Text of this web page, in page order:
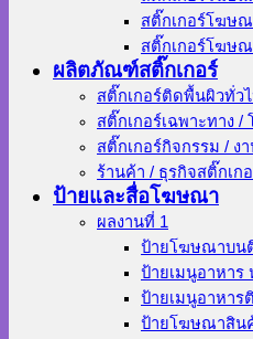
สติ๊กเกอร์โฆษ
สติ๊กเกอร์โฆษ
ผลิตภัณฑ์สติ๊กเกอร์
สติ๊กเกอร์ติดพื้นผิวทั่วไ
สติ๊กเกอร์เฉพาะทาง /
สติ๊กเกอร์กิจกรรม / ง
ร้านค้า / ธุรกิจสติ๊กเก
ป้ายและสื่อโฆษณา
ผลงานที่ 1
ป้ายโฆษณาบน
ป้ายเมนูอาหาร
ป้ายเมนูอาหาร
ป้ายโฆษณาสิน